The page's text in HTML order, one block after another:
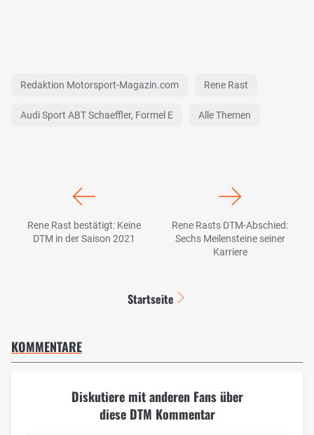
Redaktion Motorsport-Magazin.com Rene Rast
Audi Sport ABT Schaeffler, Formel E Alle Themen
Rene Rast bestätigt: Keine
DTM in der Saison 2021
Rene Rasts DTM-Abschied:
Sechs Meilensteine seiner
Karriere
Startseite
KOMMENTARE
Diskutiere mit anderen Fans über
diese DTM Kommentar